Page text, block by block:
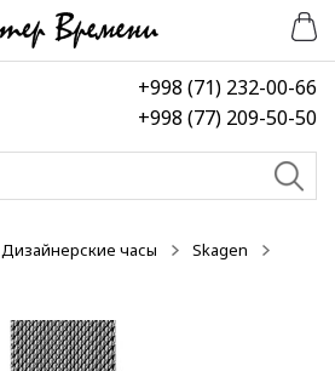
+998 (71) 232-00-66
+998 (77) 209-50-50
Дизайнерские часы
Skagen